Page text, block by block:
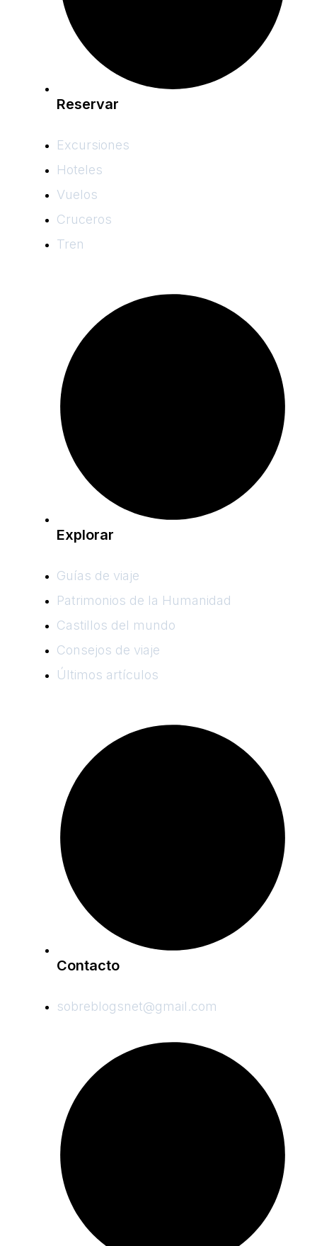
Reservar
Excursiones
Hoteles
Vuelos
Cruceros
Tren
Explorar
Guías de viaje
Patrimonios de la Humanidad
Castillos del mundo
Consejos de viaje
Últimos artículos
Contacto
sobreblogsnet@gmail.com